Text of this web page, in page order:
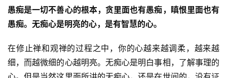
点
僧
高
僧
愚痴是一切不善心的根本，贪里面也有愚痴，瞋恨里面也有
愚痴。无痴心是明亮的心，是有智慧的心。
在修止禅和观禅的过程之中，你的心越来越调柔，越来越
细，而越微细的心越明亮。无痴心是明白事相，了解事理的